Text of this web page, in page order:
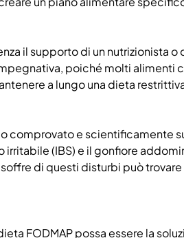
il supporto di un nutrizionista o
poiché molti alimenti
a lungo una dieta
comprovato e scientificamente
(IBS) e il gonfiore
di questi disturbi può
FODMAP possa essere la